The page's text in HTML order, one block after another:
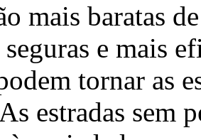
mais baratas
e mais
tornar as
estradas sem